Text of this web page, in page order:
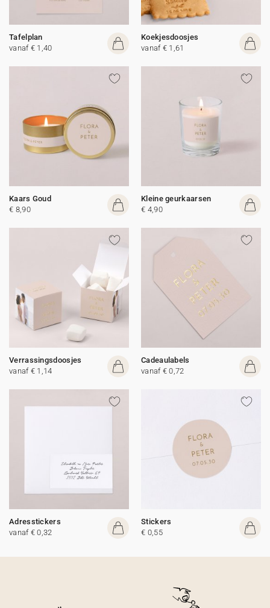
Tafelplan
vanaf € 1,40
Koekjesdoosjes
vanaf € 1,61
Kaars Goud
€ 8,90
Kleine geurkaarsen
€ 4,90
Verrassingsdoosjes
vanaf € 1,14
Cadeaulabels
vanaf € 0,72
Adresstickers
vanaf € 0,32
Stickers
€ 0,55